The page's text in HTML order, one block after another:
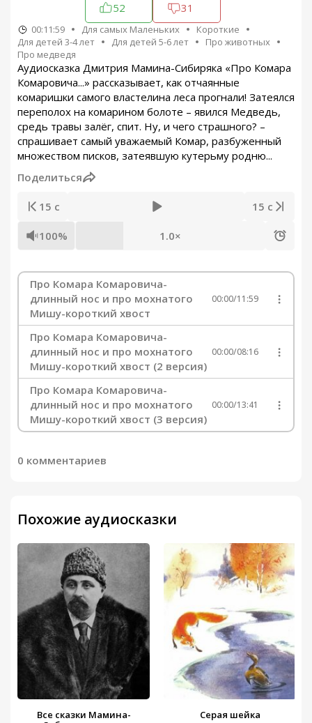
52 31
00:11:59 Для самых Маленьких
Короткие
Для детей 3-4 лет
Для детей 5-6 лет
Про животных
Про медведя
Аудиосказка Дмитрия Мамина-Сибиряка «Про Комара
Комаровича...» рассказывает, как отчаянные
комаришки самого властелина леса прогнали! Затеялся
переполох на комарином болоте – явился Медведь,
средь травы залёг, спит. Ну, и чего страшного? –
спрашивает самый уважаемый Комар, разбуженный
множеством писков, затеявшую кутерьму родню...
Поделиться
15 с 15 с
100% 1.0×
Про Комара Комаровича-
длинный нос и про мохнатого
Мишу-короткий хвост
00:00/11:59
Про Комара Комаровича-
длинный нос и про мохнатого
Мишу-короткий хвост (2 версия)
00:00/08:16
Про Комара Комаровича-
длинный нос и про мохнатого
Мишу-короткий хвост (3 версия)
00:00/13:41
0 комментариев
Похожие аудиосказки
Все сказки Мамина-
Серая шейка